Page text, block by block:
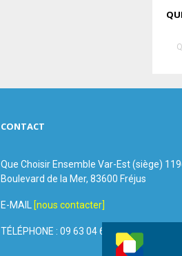
:
CONTACT
Que Choisir Ensemble Var-Est (siège)
Boulevard de la Mer, 83600 Fréjus
E-MAIL [nous contacter]
TÉLÉPHONE : 09 63 04 60 44